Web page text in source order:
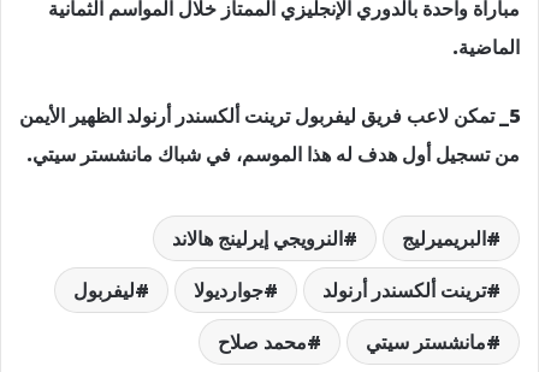
مباراة واحدة بالدوري الإنجليزي الممتاز خلال المواسم الثمانية
الماضية.
5_ تمكن لاعب فريق ليفربول ترينت ألكسندر أرنولد الظهير الأيمن
من تسجيل أول هدف له هذا الموسم، في شباك مانشستر سيتي.
البريميرليج
النرويجي إيرلينج هالاند
ترينت ألكسندر أرنولد
جوارديولا
ليفربول
مانشستر سيتي
محمد صلاح